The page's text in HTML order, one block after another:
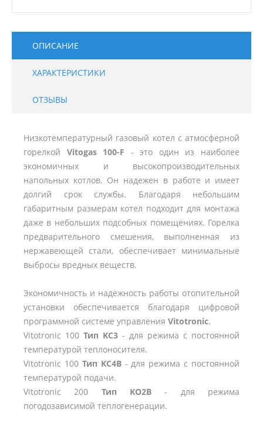
ОПИСАНИЕ
ХАРАКТЕРИСТИКИ
ОТЗЫВЫ
Низкотемпературный газовый котел с атмосферной
горелкой Vitogas 100-F - это один из наиболее
экономичных и высокопроизводительных
напольных котлов. Он надежен в работе и имеет
долгий срок службы. Благодаря небольшим
габаритным размерам котел подходит для монтажа
даже в небольших подсобных помещениях. Горелка
предварительного смешения, выполненная из
нержавеющей стали, обеспечивает минимальные
выбросы вредных веществ.
Экономичность и надежность работы отопительной
установки обеспечивается благодаря цифровой
программной системе управления Vitotronic.
Vitotronic 100 Тип KC3 - для режима с постоянной
температурой теплоносителя.
Vitotronic 100 Тип KC4B- для режима с постоянной
температурой подачи.
Vitotronic 200 Тип KO2B - для режима
погодозависимой теплогенерации.